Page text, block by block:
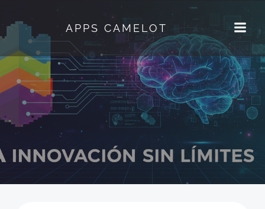
content
APPS CAMELOT